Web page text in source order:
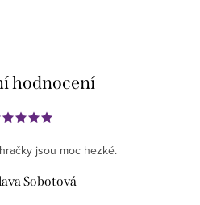
hodnocení
jsou moc hezké.
Sobotová